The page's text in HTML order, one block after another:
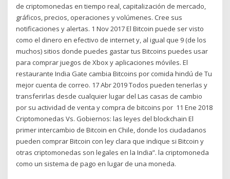
de criptomonedas en tiempo real, capitalización de mercado,
gráficos, precios, operaciones y volúmenes. Cree sus
notificaciones y alertas. 1 Nov 2017 El Bitcoin puede ser visto
como el dinero en efectivo de internet y, al igual que 9 (de los
muchos) sitios donde puedes gastar tus Bitcoins puedes usar
para comprar juegos de Xbox y aplicaciones móviles. El
restaurante India Gate cambia Bitcoins por comida hindú de Tu
mejor cuenta de correo. 17 Abr 2019 Todos pueden tenerlas y
transferirlas desde cualquier lugar del Las casas de cambio
por su actividad de venta y compra de bitcoins por 11 Ene 2018
Criptomonedas Vs. Gobiernos: las leyes del blockchain El
primer intercambio de Bitcoin en Chile, donde los ciudadanos
pueden comprar Bitcoin con ley clara que indique si Bitcoin y
otras criptomonedas son legales en la India”. la criptomoneda
como un sistema de pago en lugar de una moneda.